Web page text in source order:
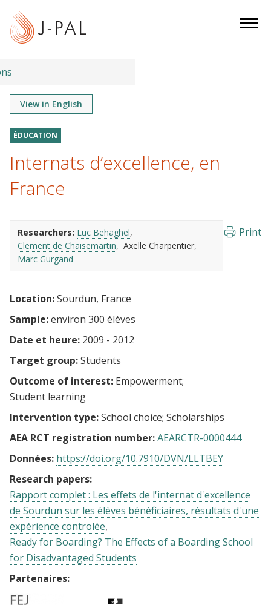
t
View in English
ÉDUCATION
Internats d’excellence, en
France
Researchers: Luc Behaghel
Clement de Chaisemartin
Axelle Charpentier
Marc Gurgand
Print
Location:Sourdun, France
Sample:environ 300 élèves
Date et heure: 2009 - 2012
Target group:Students
Outcome of interest: Empowerment
Student learning
Intervention type:School choice Scholarships
AEA RCT registration number:AEARCTR-0000444
Données: https://doi.org/10.7910/DVN/LLTBEY
Research papers:
Rapport complet : Les effets de l'internat d'excellence
de Sourdun sur les élèves bénéficiaires, résultats d'une
expérience controlée
Ready for Boarding? The Effects of a Boarding School
for Disadvantaged Students
Partenaires: